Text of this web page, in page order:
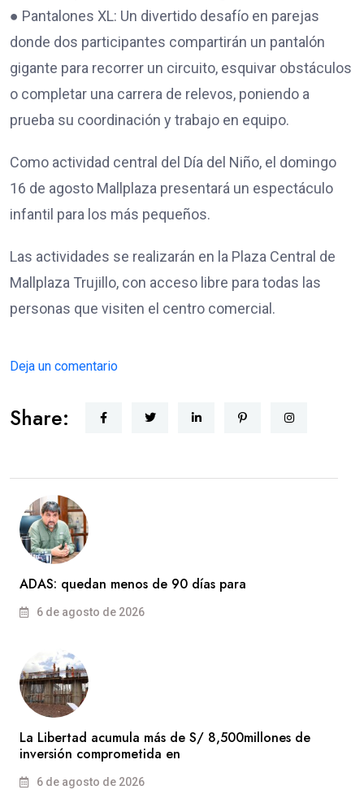
● Pantalones XL: Un divertido desafío en parejas
donde dos participantes compartirán un pantalón
gigante para recorrer un circuito, esquivar obstáculos
o completar una carrera de relevos, poniendo a
prueba su coordinación y trabajo en equipo.
Como actividad central del Día del Niño, el domingo
16 de agosto Mallplaza presentará un espectáculo
infantil para los más pequeños.
Las actividades se realizarán en la Plaza Central de
Mallplaza Trujillo, con acceso libre para todas las
personas que visiten el centro comercial.
Deja un comentario
Share:
ADAS: quedan menos de 90 días para
6 de agosto de 2026
La Libertad acumula más de S/ 8,500millones de
inversión comprometida en
6 de agosto de 2026